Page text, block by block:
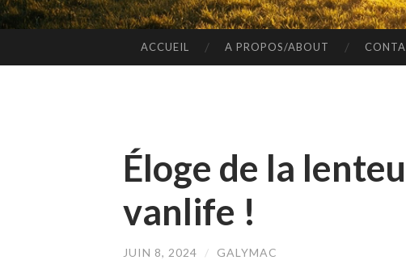
TO
ACCUEIL A PROPOS/ABOUT
Éloge de la
vanlife !
JUIN 8, 2024 / GALYMAC